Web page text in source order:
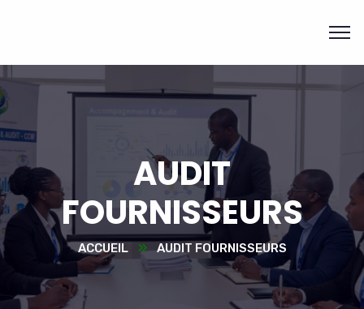
AUDIT
FOURNISSEURS
ACCUEIL AUDIT FOURNISSEURS